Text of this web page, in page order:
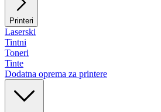
Printeri
Laserski
Tintni
Toneri
Tinte
Dodatna oprema za printere